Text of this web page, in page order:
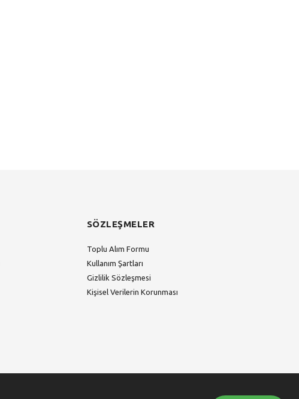
SÖZLEŞMELER
Toplu Alım Formu
Kullanım Şartları
Gizlilik Sözleşmesi
Kişisel Verilerin Korunması